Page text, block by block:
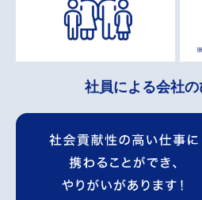
社員による会社